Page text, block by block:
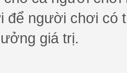
để người chơi có
giá trị.